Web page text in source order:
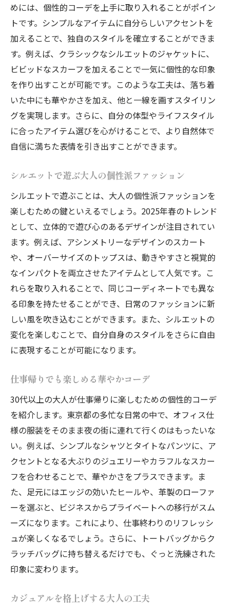
めには、個性的コーデを上手に取り入れることがポイン
トです。シンプルなアイテムに自分らしいアクセントを
加えることで、独自のスタイルを確立することができま
す。例えば、クラシックなシルエットのジャケットに、
ビビッドなスカーフを加えることで一気に個性的な印象
を作り出すことが可能です。このような工夫は、落ち着
いた中にも華やかさを加え、他と一線を画すスタイリン
グを実現します。さらに、自分の体型やライフスタイル
に合ったアイテム選びを心がけることで、より自然体で
自信に満ちた表情を引き出すことができます。
シルエットで遊ぶ大人の個性派ファッション
シルエットで遊ぶことは、大人の個性派ファッションを
楽しむための鍵といえるでしょう。2025年春のトレンド
として、立体的で遊び心のあるデザインが注目されてい
ます。例えば、アシンメトリーなデザインのスカート
や、オーバーサイズのトップスは、動きやすさと視覚的
なインパクトを両立させたアイテムとして人気です。こ
れらを取り入れることで、同じコーディネートでも異な
る印象を持たせることができ、日常のファッションに新
しい風を吹き込むことができます。また、シルエットの
変化を楽しむことで、自分自身のスタイルをさらに自由
に表現することが可能になります。
仕事帰りでも楽しめる華やかコーデ
30代以上の大人が仕事帰りに楽しむための個性的コーデ
を紹介します。東京都の多忙な日常の中で、オフィス仕
様の服装をそのまま夜の街に連れて行くのはもったいな
い。例えば、シンプルなシャツとタイトなパンツに、ア
クセントとなる大ぶりのジュエリーやカラフルなスカー
フを合わせることで、華やかさをプラスできます。ま
た、足元にはエッジの効いたヒールや、革製のローファ
ーを選ぶと、ビジネスからプライベートへの移行がスム
ーズになります。これにより、仕事終わりのリフレッシ
ュが楽しくなるでしょう。さらに、トートバッグからク
ラッチバッグに持ち替えるだけでも、ぐっと洗練された
印象に変わります。
カジュアルを格上げする大人の工夫